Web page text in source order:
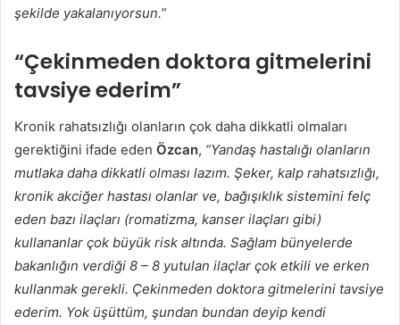
şekilde yakalanıyorsun.”
“Çekinmeden doktora gitmelerini
tavsiye ederim”
Kronik rahatsızlığı olanların çok daha dikkatli olmaları
gerektiğini ifade eden Özcan, “Yandaş hastalığı olanların
mutlaka daha dikkatli olması lazım. Şeker, kalp rahatsızlığı,
kronik akciğer hastası olanlar ve, bağışıklık sistemini felç
eden bazı ilaçları (romatizma, kanser ilaçları gibi)
kullananlar çok büyük risk altında. Sağlam bünyelerde
bakanlığın verdiği 8 – 8 yutulan ilaçlar çok etkili ve erken
kullanmak gerekli. Çekinmeden doktora gitmelerini tavsiye
ederim. Yok üşüttüm, şundan bundan deyip kendi